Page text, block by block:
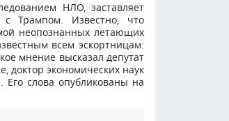
НЛО, заставляет
с Трампом. Известно, что
неопознанных летающих
всем эскортницам:
мнение высказал депутат
доктор экономических наук
слова опубликованы на